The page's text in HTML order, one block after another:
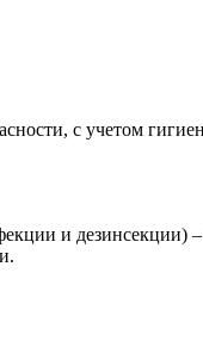
с учетом
и